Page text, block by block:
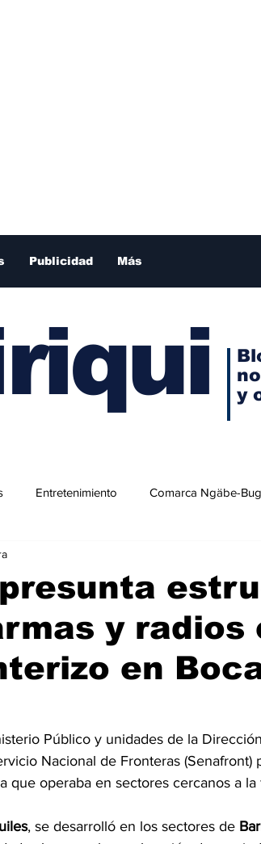
Publicidad Más
y
Entretenimiento Comarca Ngäbe-
y radios
en
Público y unidades de la
Nacional de Fronteras (Senafront)
que operaba en sectores cercanos a
, se desarrolló en los sectores de